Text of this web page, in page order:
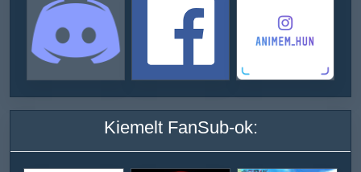
Kiemelt FanSub-ok: